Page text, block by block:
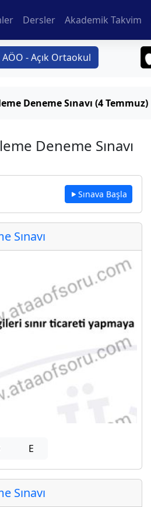
Dersler Akademik Takvim
AÖO - Açık Ortaokul
Deneme Sınavı (4 Temmuz)
Deneme Sınavı
Sınava Başla
Sınavı
E
Sınavı